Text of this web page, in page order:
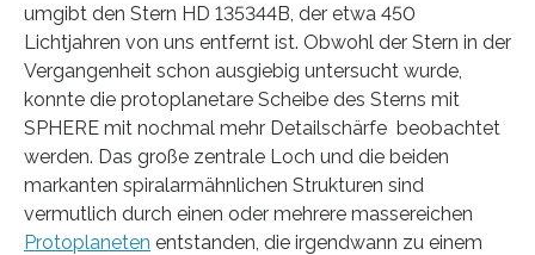
umgibt den Stern HD 135344B, der etwa 450
Lichtjahren von uns entfernt ist. Obwohl der Stern in der
Vergangenheit schon ausgiebig untersucht wurde,
konnte die protoplanetare Scheibe des Sterns mit
SPHERE mit nochmal mehr Detailschärfe beobachtet
werden. Das große zentrale Loch und die beiden
markanten spiralarmähnlichen Strukturen sind
vermutlich durch einen oder mehrere massereichen
Protoplaneten entstanden, die irgendwann zu einem